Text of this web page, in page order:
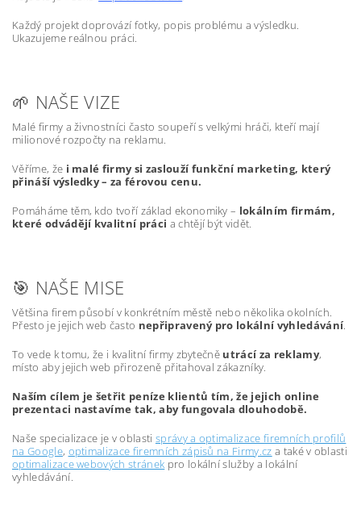
Každý projekt doprovází fotky, popis problému a výsledku.
Ukazujeme reálnou práci.
🌱 NAŠE VIZE
Malé firmy a živnostníci často soupeří s velkými hráči, kteří mají
milionové rozpočty na reklamu.
Věříme, že i malé firmy si zaslouží funkční marketing, který
přináší výsledky – za férovou cenu.
Pomáháme těm, kdo tvoří základ ekonomiky – lokálním firmám,
které odvádějí kvalitní práci a chtějí být vidět.
🎯 NAŠE MISE
Většina firem působí v konkrétním městě nebo několika okolních.
Přesto je jejich web často nepřipravený pro lokální vyhledávání.
To vede k tomu, že i kvalitní firmy zbytečně utrácí za reklamy,
místo aby jejich web přirozeně přitahoval zákazníky.
Naším cílem je šetřit peníze klientů tím, že jejich online
prezentaci nastavíme tak, aby fungovala dlouhodobě.
Naše specializace je v oblasti správy a optimalizace firemních profilů
na Google, optimalizace firemních zápisů na Firmy.cz a také v oblasti
optimalizace webových stránek pro lokální služby a lokální
vyhledávání.